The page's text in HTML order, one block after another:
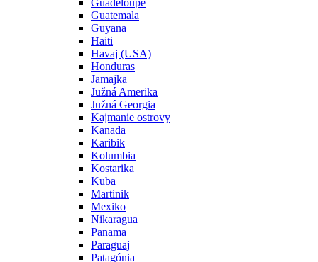
Guadeloupe
Guatemala
Guyana
Haiti
Havaj (USA)
Honduras
Jamajka
Južná Amerika
Južná Georgia
Kajmanie ostrovy
Kanada
Karibik
Kolumbia
Kostarika
Kuba
Martinik
Mexiko
Nikaragua
Panama
Paraguaj
Patagónia